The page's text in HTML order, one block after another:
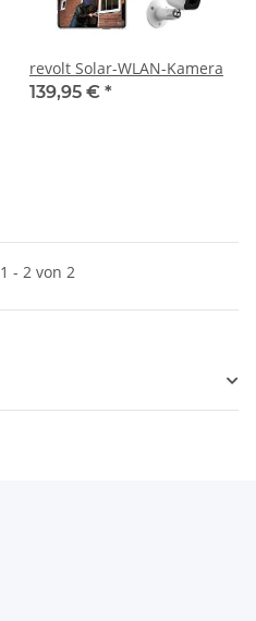
revolt Solar-WLAN-Kamera
139,95 € *
- 2 von 2